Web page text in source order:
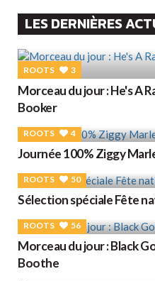
LES DERNIÈRES
ROOTS 3
Morceau du jour : He's A
Booker
ROOTS 4
Journée 100% Ziggy
ROOTS 50
Sélection spéciale Fête
ROOTS 56
Morceau du jour : Black
Boothe